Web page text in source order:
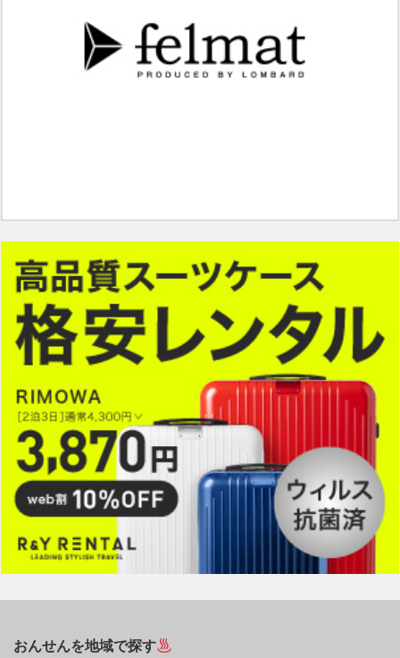
おんせんを地域で探す